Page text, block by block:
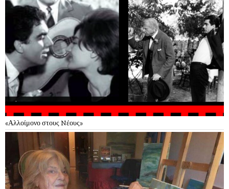
«Αλλοίμονο στους Nέους»